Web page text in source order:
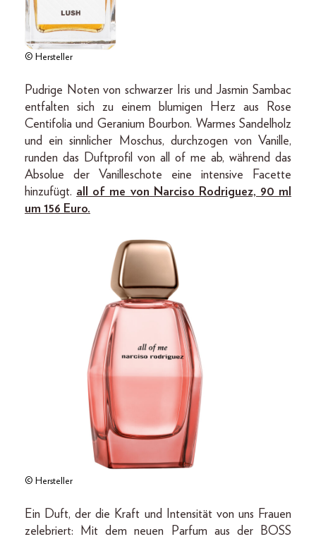
© Hersteller
Pudrige Noten von schwarzer Iris und Jasmin Sambac
entfalten sich zu einem blumigen Herz aus Rose
Centifolia und Geranium Bourbon. Warmes Sandelholz
und ein sinnlicher Moschus, durchzogen von Vanille,
runden das Duftprofil von all of me ab, während das
Absolue der Vanilleschote eine intensive Facette
hinzufügt. all of me von Narciso Rodriguez, 90 ml
um 156 Euro.
© Hersteller
Ein Duft, der die Kraft und Intensität von uns Frauen
zelebriert: Mit dem neuen Parfum aus der BOSS